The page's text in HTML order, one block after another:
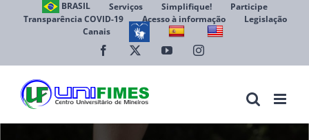
BRASIL Serviços Simplifique!
Participe
Transparência COVID-19
Acesso à informação
Legislação
Canais
Facebook YouTubeInstagram